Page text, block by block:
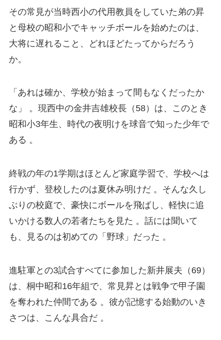
その常見が当時西小の代用教員をしていた弟の昇
と母校の昭和小でキャッチボールを始めたのは、
大将に遅れること、どれほどたってからだろう
か。
「あれは確か、学校が始まって間もなくだったか
な」 。現西中の金井吉雄校長（58）は、このとき
昭和小3年生、時代の夜明けを球音で知った少年で
ある 。
終戦の年の1学期はほとんど家庭学習で、学校へは
行かず、登校したのは夏休み明けだ 。そんな久し
ぶりの校庭で、豪快にボールを飛ばし、軽快に追
いかける数人の若者たちを見た 。話には聞いて
も、見るのは初めての「野球」だった 。
進駐軍との3試合すべてに参加した新井展夫（69）
は、桐中昭和16年組で、常見昇とは戦争で甲子園
を奪われた仲間である 。彼が記憶する始動のいき
さつは、こんな具合だ 。